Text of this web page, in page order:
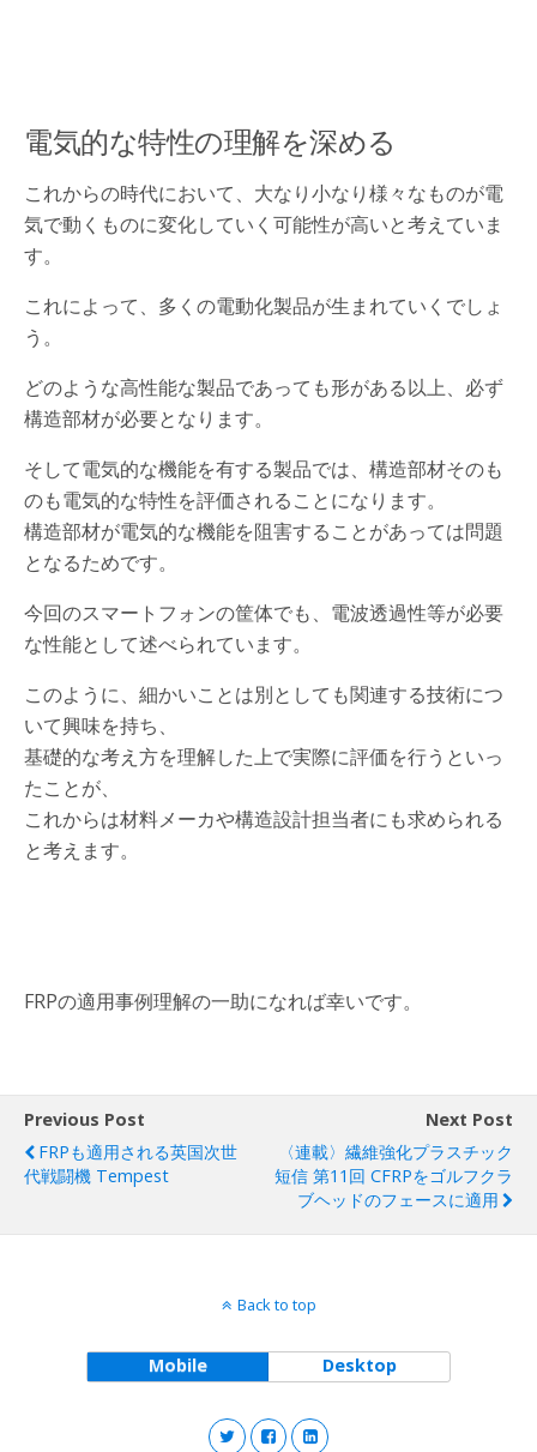
電気的な特性の理解を深める
これからの時代において、大なり小なり様々なものが電
気で動くものに変化していく可能性が高いと考えていま
す。
これによって、多くの電動化製品が生まれていくでしょ
う。
どのような高性能な製品であっても形がある以上、必ず
構造部材が必要となります。
そして電気的な機能を有する製品では、構造部材そのも
のも電気的な特性を評価されることになります。
構造部材が電気的な機能を阻害することがあっては問題
となるためです。
今回のスマートフォンの筐体でも、電波透過性等が必要
な性能として述べられています。
このように、細かいことは別としても関連する技術につ
いて興味を持ち、
基礎的な考え方を理解した上で実際に評価を行うといっ
たことが、
これからは材料メーカや構造設計担当者にも求められる
と考えます。
FRPの適用事例理解の一助になれば幸いです。
Previous Post
FRPも適用される英国次世
代戦闘機 Tempest
Next Post
〈連載〉繊維強化プラスチック
短信 第11回 CFRPをゴルフクラ
ブヘッドのフェースに適用
Back to top
Mobile Desktop